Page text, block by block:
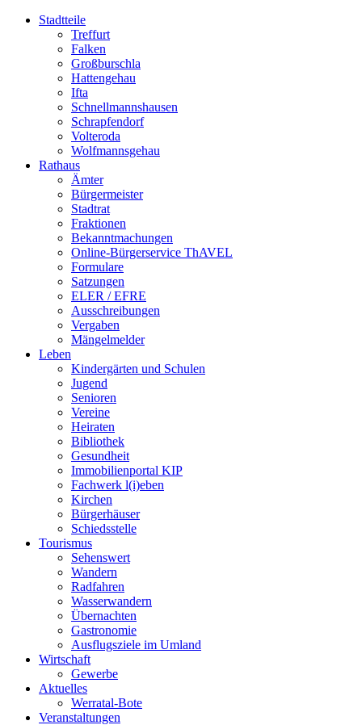
Stadtteile
Treffurt
Falken
Großburschla
Hattengehau
Ifta
Schnellmannshausen
Schrapfendorf
Volteroda
Wolfmannsgehau
Rathaus
Ämter
Bürgermeister
Stadtrat
Fraktionen
Bekanntmachungen
Online-Bürgerservice ThAVEL
Formulare
Satzungen
ELER / EFRE
Ausschreibungen
Vergaben
Mängelmelder
Leben
Kindergärten und Schulen
Jugend
Senioren
Vereine
Heiraten
Bibliothek
Gesundheit
Immobilienportal KIP
Fachwerk l(i)eben
Kirchen
Bürgerhäuser
Schiedsstelle
Tourismus
Sehenswert
Wandern
Radfahren
Wasserwandern
Übernachten
Gastronomie
Ausflugsziele im Umland
Wirtschaft
Gewerbe
Aktuelles
Werratal-Bote
Veranstaltungen